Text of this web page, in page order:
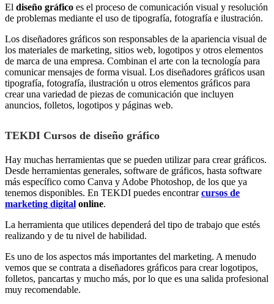
El diseño gráfico es el proceso de comunicación visual y resolución
de problemas mediante el uso de tipografía, fotografía e ilustración.
Los diseñadores gráficos son responsables de la apariencia visual de
los materiales de marketing, sitios web, logotipos y otros elementos
de marca de una empresa. Combinan el arte con la tecnología para
comunicar mensajes de forma visual. Los diseñadores gráficos usan
tipografía, fotografía, ilustración u otros elementos gráficos para
crear una variedad de piezas de comunicación que incluyen
anuncios, folletos, logotipos y páginas web.
TEKDI Cursos de diseño gráfico
Hay muchas herramientas que se pueden utilizar para crear gráficos.
Desde herramientas generales, software de gráficos, hasta software
más específico como Canva y Adobe Photoshop, de los que ya
tenemos disponibles. En TEKDI puedes encontrarcursos de
marketing digital online.
La herramienta que utilices dependerá del tipo de trabajo que estés
realizando y de tu nivel de habilidad.
Es uno de los aspectos más importantes del marketing. A menudo
vemos que se contrata a diseñadores gráficos para crear logotipos,
folletos, pancartas y mucho más, por lo que es una salida profesional
muy recomendable.